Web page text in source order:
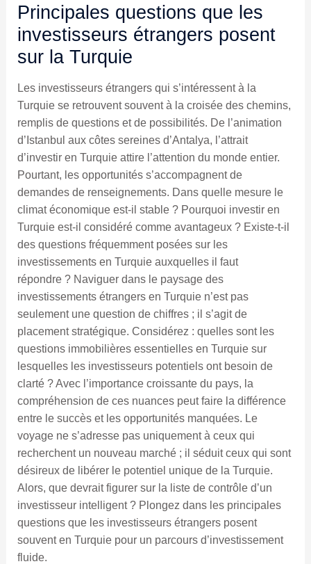
Principales questions que les
investisseurs étrangers posent
sur la Turquie
Les investisseurs étrangers qui s’intéressent à la
Turquie se retrouvent souvent à la croisée des chemins,
remplis de questions et de possibilités. De l’animation
d’Istanbul aux côtes sereines d’Antalya, l’attrait
d’investir en Turquie attire l’attention du monde entier.
Pourtant, les opportunités s’accompagnent de
demandes de renseignements. Dans quelle mesure le
climat économique est-il stable ? Pourquoi investir en
Turquie est-il considéré comme avantageux ? Existe-t-il
des questions fréquemment posées sur les
investissements en Turquie auxquelles il faut
répondre ? Naviguer dans le paysage des
investissements étrangers en Turquie n’est pas
seulement une question de chiffres ; il s’agit de
placement stratégique. Considérez : quelles sont les
questions immobilières essentielles en Turquie sur
lesquelles les investisseurs potentiels ont besoin de
clarté ? Avec l’importance croissante du pays, la
compréhension de ces nuances peut faire la différence
entre le succès et les opportunités manquées. Le
voyage ne s’adresse pas uniquement à ceux qui
recherchent un nouveau marché ; il séduit ceux qui sont
désireux de libérer le potentiel unique de la Turquie.
Alors, que devrait figurer sur la liste de contrôle d’un
investisseur intelligent ? Plongez dans les principales
questions que les investisseurs étrangers posent
souvent en Turquie pour un parcours d’investissement
fluide.